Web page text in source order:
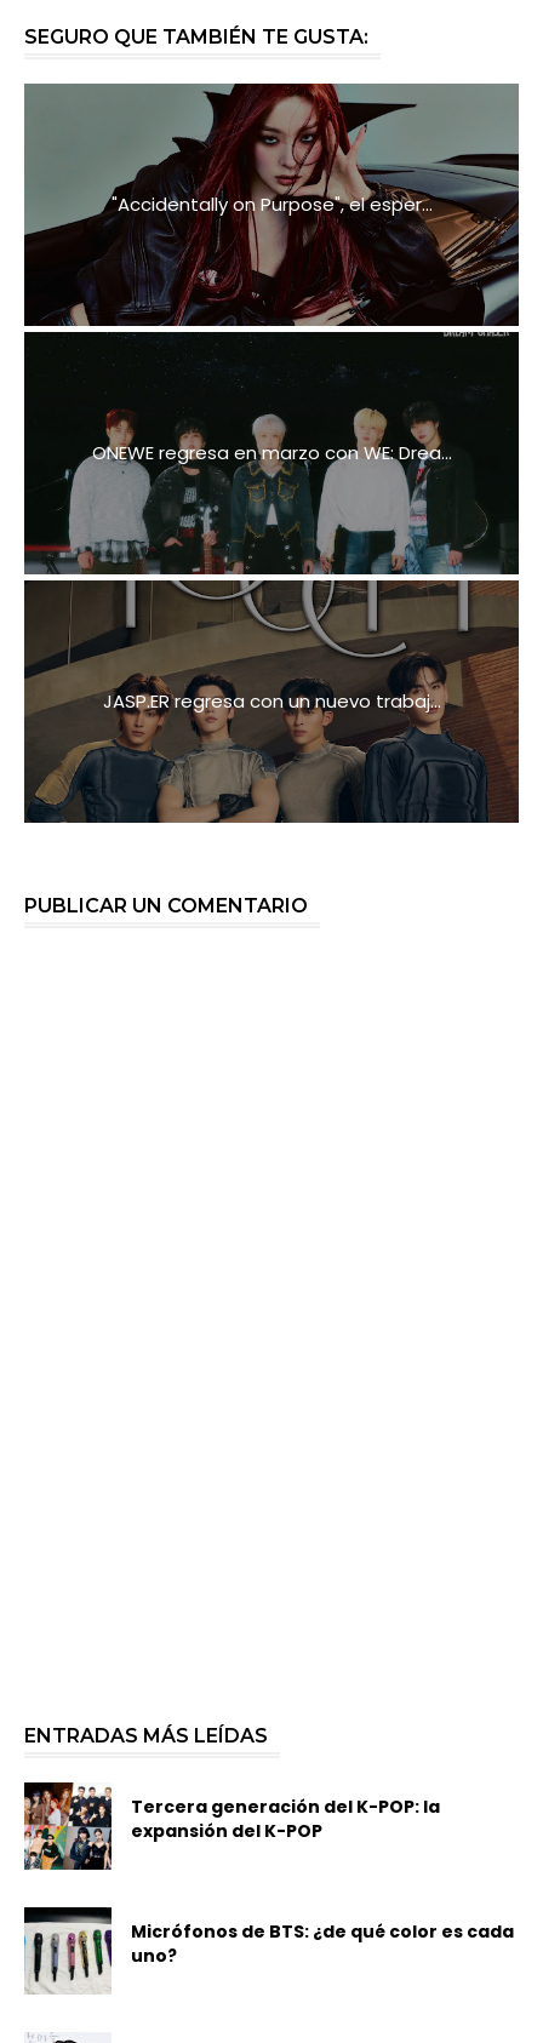
SEGURO QUE TAMBIÉN TE GUSTA:
"Accidentally on Purpose", el esper...
ONEWE regresa en marzo con WE: Drea...
JASP.ER regresa con un nuevo trabaj...
PUBLICAR UN COMENTARIO
ENTRADAS MÁS LEÍDAS
Tercera generación del K-POP: la
expansión del K-POP
Micrófonos de BTS: ¿de qué color es cada
uno?